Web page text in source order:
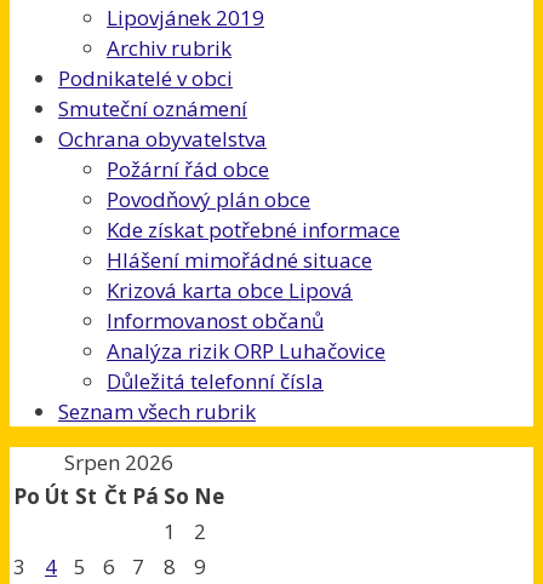
Lipovjánek 2019
Archiv rubrik
Podnikatelé v obci
Smuteční oznámení
Ochrana obyvatelstva
Požární řád obce
Povodňový plán obce
Kde získat potřebné informace
Hlášení mimořádné situace
Krizová karta obce Lipová
Informovanost občanů
Analýza rizik ORP Luhačovice
Důležitá telefonní čísla
Seznam všech rubrik
Srpen 2026
Po Út St Čt Pá So Ne
1
2
3
4 5 6 7 8
9